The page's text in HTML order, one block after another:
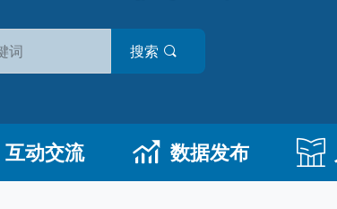
搜索
互动交流 数据发布